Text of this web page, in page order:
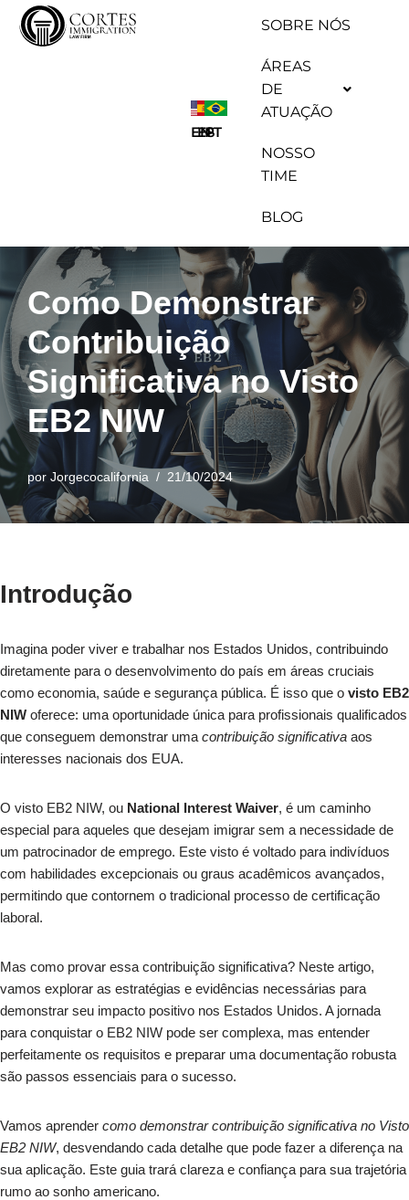
Pular
SOBRE NÓS
ÁREAS
DE
ATUAÇÃO
NOSSO
TIME
BLOG
EN
ESPT
Como Demonstrar
Contribuição
Significativa no Visto
EB2 NIW
por Jorgecocalifornia 21/10/2024
Introdução
Imagina poder viver e trabalhar nos Estados Unidos, contribuindo
diretamente para o desenvolvimento do país em áreas cruciais
como economia, saúde e segurança pública. É isso que o visto EB2
NIW oferece: uma oportunidade única para profissionais qualificados
que conseguem demonstrar uma contribuição significativa aos
interesses nacionais dos EUA.
O visto EB2 NIW, ou National Interest Waiver, é um caminho
especial para aqueles que desejam imigrar sem a necessidade de
um patrocinador de emprego. Este visto é voltado para indivíduos
com habilidades excepcionais ou graus acadêmicos avançados,
permitindo que contornem o tradicional processo de certificação
laboral.
Mas como provar essa contribuição significativa? Neste artigo,
vamos explorar as estratégias e evidências necessárias para
demonstrar seu impacto positivo nos Estados Unidos. A jornada
para conquistar o EB2 NIW pode ser complexa, mas entender
perfeitamente os requisitos e preparar uma documentação robusta
são passos essenciais para o sucesso.
Vamos aprender como demonstrar contribuição significativa no Visto
EB2 NIW, desvendando cada detalhe que pode fazer a diferença na
sua aplicação. Este guia trará clareza e confiança para sua trajetória
rumo ao sonho americano.